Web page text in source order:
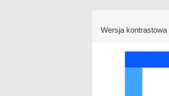
Wersja kontrastowa